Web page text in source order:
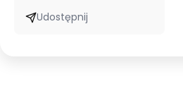
Udostępnij